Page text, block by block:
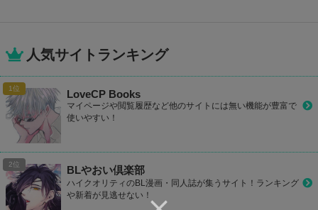
人気サイトランキング
LoveCP Books
マイページや閲覧履歴など他のサイトには無い機能が豊富で
使いやすい！
BLやおい倶楽部
ハイクオリティのBL漫画・同人誌が集うサイト！ランキング
や新着が見逃せない！